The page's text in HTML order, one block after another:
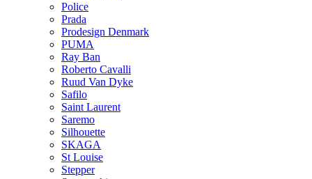
Police
Prada
Prodesign Denmark
PUMA
Ray Ban
Roberto Cavalli
Ruud Van Dyke
Safilo
Saint Laurent
Saremo
Silhouette
SKAGA
St Louise
Stepper